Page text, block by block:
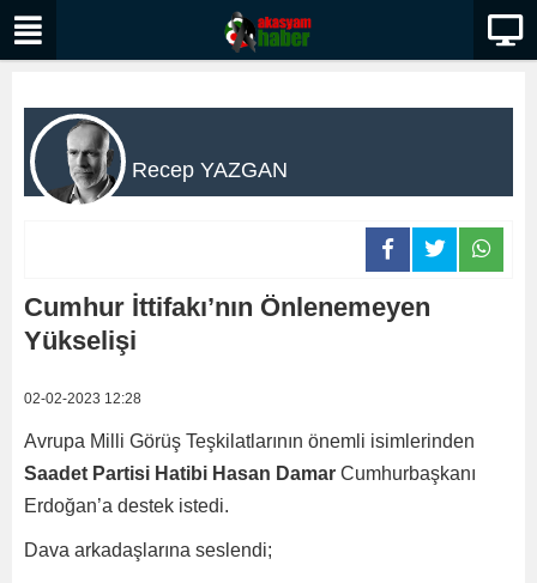
Recep YAZGAN
Cumhur İttifakı’nın Önlenemeyen
Yükselişi
02-02-2023 12:28
Avrupa Milli Görüş Teşkilatlarının önemli isimlerinden
Saadet Partisi Hatibi Hasan Damar Cumhurbaşkanı
Erdoğan’a destek istedi.
Dava arkadaşlarına seslendi;